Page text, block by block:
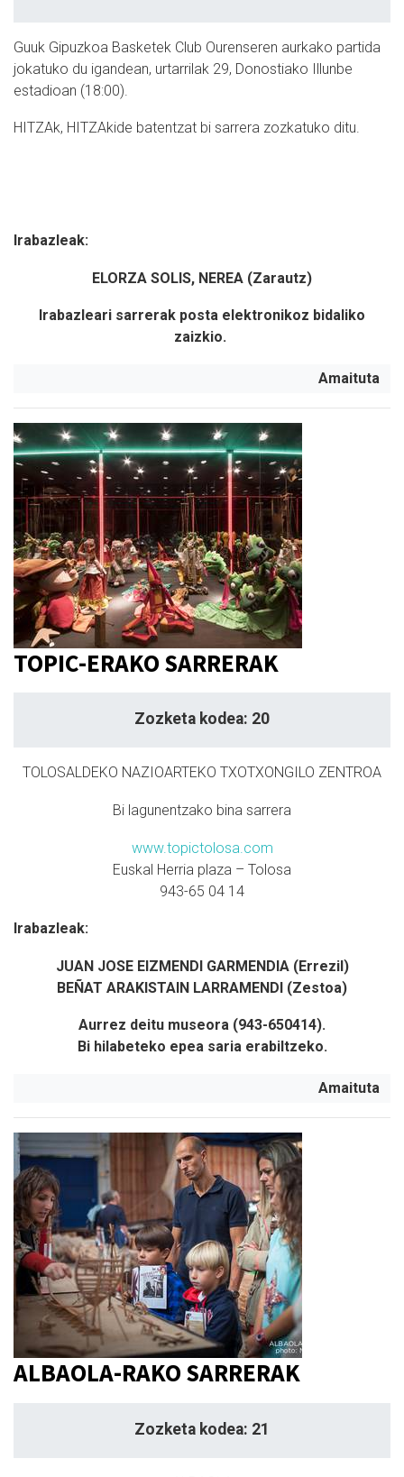
Guuk Gipuzkoa Basketek Club Ourenseren aurkako partida
jokatuko du igandean, urtarrilak 29, Donostiako Illunbe
estadioan (18:00).
HITZAk, HITZAkide batentzat bi sarrera zozkatuko ditu.
Irabazleak:
ELORZA SOLIS, NEREA (Zarautz)
Irabazleari sarrerak posta elektronikoz bidaliko
zaizkio.
Amaituta
TOPIC-ERAKO SARRERAK
Zozketa kodea: 20
TOLOSALDEKO NAZIOARTEKO TXOTXONGILO ZENTROA
Bi lagunentzako bina sarrera
www.topictolosa.com
Euskal Herria plaza – Tolosa
943-65 04 14
Irabazleak:
JUAN JOSE EIZMENDI GARMENDIA (Errezil)
BEÑAT ARAKISTAIN LARRAMENDI (Zestoa)
Aurrez deitu museora (943-650414).
Bi hilabeteko epea saria erabiltzeko.
Amaituta
ALBAOLA-RAKO SARRERAK
Zozketa kodea: 21